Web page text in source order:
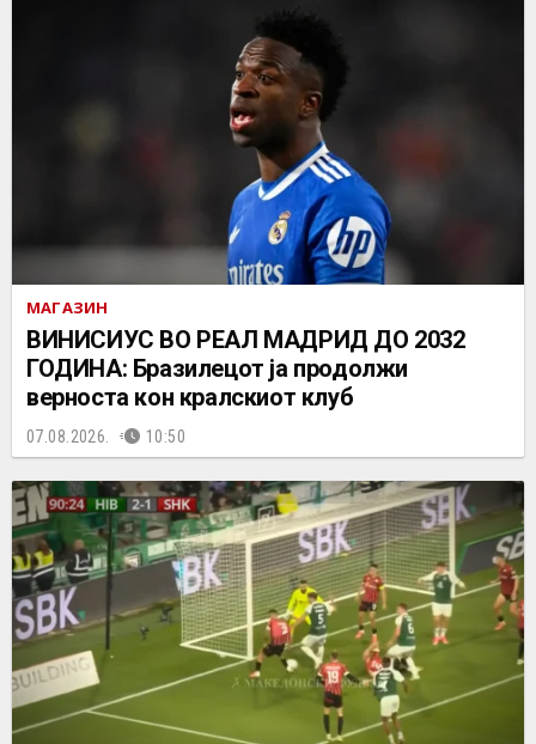
МАГАЗИН
ВИНИСИУС ВО РЕАЛ МАДРИД ДО 2032
ГОДИНА: Бразилецот ја продолжи
верноста кон кралскиот клуб
07.08.2026. 10:50